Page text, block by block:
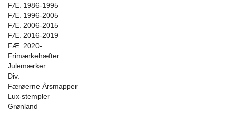
FÆ. 1986-1995
FÆ. 1996-2005
FÆ. 2006-2015
FÆ. 2016-2019
FÆ. 2020-
Frimærkehæfter
Julemærker
Div.
Færøerne Årsmapper
Lux-stempler
Grønland